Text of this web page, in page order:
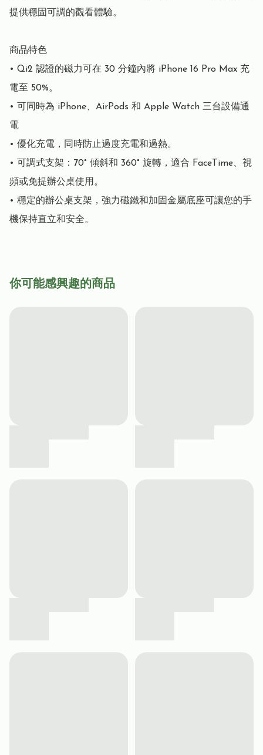
提供穩固可調的觀看體驗。
商品特色
• Qi2 認證的磁力可在 30 分鐘內將 iPhone 16 Pro Max 充
電至 50%。
• 可同時為 iPhone、AirPods 和 Apple Watch 三台設備通
電
• 優化充電，同時防止過度充電和過熱。
• 可調式支架：70° 傾斜和 360° 旋轉，適合 FaceTime、視
頻或免提辦公桌使用。
• 穩定的辦公桌支架，強力磁鐵和加固金屬底座可讓您的手
機保持直立和安全。
你可能感興趣的商品